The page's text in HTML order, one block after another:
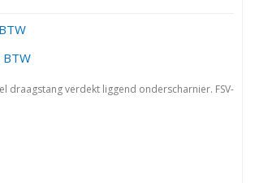
BTW
draagstang verdekt liggend onderscharnier. FSV-